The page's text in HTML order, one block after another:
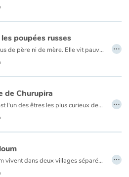
poupées russes
Vassilia n’a plus de père ni de mère. Elle vit pauvrement, travaillant dur sans perdre sa gentillesse. Un jour, pour la remercier de l’avoir aidée, une vieille bossue lui donne un morceau de bois et lui dit ces mots : « Tape trois fois sur le petit bois et Mamouschka apparaitra… » Avec Mamouschka, la poupée magique, la vie de Vassilia ne sera plus jamais la même, d’autant qu’une poupée russe en cache souvent une autre… et une autre… et encore une autre ! …
de Churupira
Le Curupira est l'un des êtres les plus curieux des forêts du Brésil. Protecteur de la flore et de la faune, il poursuit et punit tous ceux qui détruisent la nature. De petite taille, ses cheveux roux ont la couleur du feu et ses pieds sont tournés vers l'arrière. Ses traces trompent ainsi les chasseurs en faisant en sorte qu'ils se perdent dans la forêt. …
Siné et Saloum vivent dans deux villages séparés par un fleuve. Chaque village vit sur sa rive en ignorant l’autre. Il en est ainsi depuis toujours, chacun chez soi et on ne se mélange pas. Malgré cela, les deux enfants, eux, se connaissent et sont devenus tellement inséparables qu’ils n’envisagent pas de vivre l’un sans l’autre. La colère gronde dans les deux villages lorsque leur secret est découvert, ils ont brisé la tradition. Pourtant bien que leurs familles s’affrontent, le lien qui unit Sine et Saloum est si fort qu’ils trouveront le moyen d’être ensemble à jamais grâce à la déesse de l’eau Mami Wata. De leur histoire naitra le delta du Sine Saloum, source de vie inépuisable et leçon de paix pour les deux villages … …